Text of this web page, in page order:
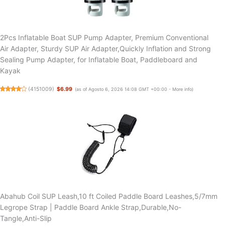
2Pcs Inflatable Boat SUP Pump Adapter, Premium Conventional
Air Adapter, Sturdy SUP Air Adapter,Quickly Inflation and Strong
Sealing Pump Adapter, for Inflatable Boat, Paddleboard and
Kayak
(4151009) $6.99 (as of Agosto 6, 2026 14:08 GMT +00:00 - More info)
Abahub Coil SUP Leash,10 ft Coiled Paddle Board Leashes,5/7mm
Legrope Strap | Paddle Board Ankle Strap,Durable,No-
Tangle,Anti-Slip